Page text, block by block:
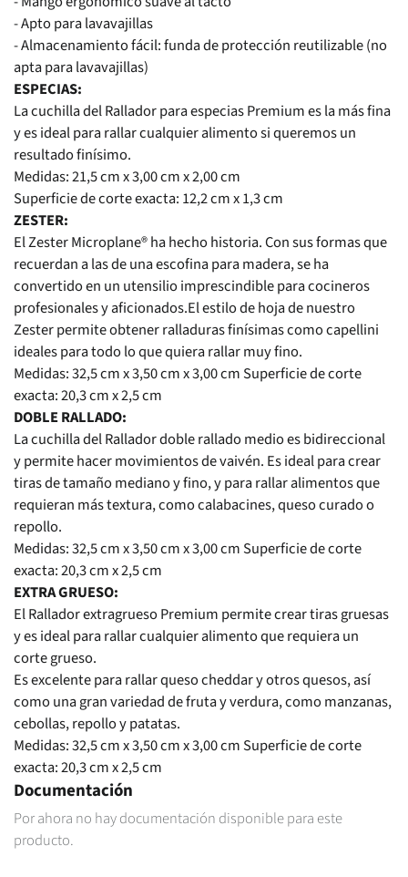
- Apto para lavavajillas
- Almacenamiento fácil: funda de protección reutilizable (no
apta para lavavajillas)
ESPECIAS:
La cuchilla del Rallador para especias Premium es la más fina
y es ideal para rallar cualquier alimento si queremos un
resultado finísimo.
Medidas: 21,5 cm x 3,00 cm x 2,00 cm
Superficie de corte exacta: 12,2 cm x 1,3 cm
ZESTER:
El Zester Microplane® ha hecho historia. Con sus formas que
recuerdan a las de una escofina para madera, se ha
convertido en un utensilio imprescindible para cocineros
profesionales y aficionados.El estilo de hoja de nuestro
Zester permite obtener ralladuras finísimas como capellini
ideales para todo lo que quiera rallar muy fino.
Medidas: 32,5 cm x 3,50 cm x 3,00 cm Superficie de corte
exacta: 20,3 cm x 2,5 cm
DOBLE RALLADO:
La cuchilla del Rallador doble rallado medio es bidireccional
y permite hacer movimientos de vaivén. Es ideal para crear
tiras de tamaño mediano y fino, y para rallar alimentos que
requieran más textura, como calabacines, queso curado o
repollo.
Medidas: 32,5 cm x 3,50 cm x 3,00 cm Superficie de corte
exacta: 20,3 cm x 2,5 cm
EXTRA GRUESO:
El Rallador extragrueso Premium permite crear tiras gruesas
y es ideal para rallar cualquier alimento que requiera un
corte grueso.
Es excelente para rallar queso cheddar y otros quesos, así
como una gran variedad de fruta y verdura, como manzanas,
cebollas, repollo y patatas.
Medidas: 32,5 cm x 3,50 cm x 3,00 cm Superficie de corte
exacta: 20,3 cm x 2,5 cm
Documentación
Por ahora no hay documentación disponible para este
producto.